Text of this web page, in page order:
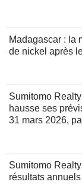
Madagascar : la
de nickel après
Sumitomo
hausse ses
31 mars 2026,
Sumitomo
résultats